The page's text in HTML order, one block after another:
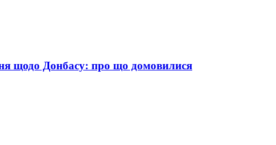
щодо Донбасу: про що домовилися